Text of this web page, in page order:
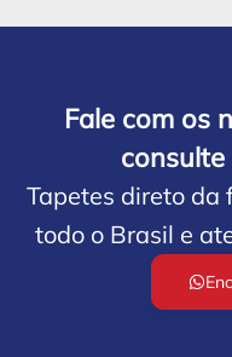
Fale com os
Tapetes direto da
todo o Brasil e